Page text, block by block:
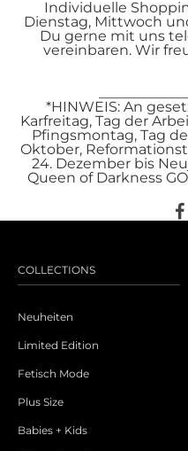
Individuelle
Dienstag, Mittwoch
Du gerne mit uns
vereinbaren. Wir
*HINWEIS: An
Karfreitag, Tag der
Pfingsmontag, Tag
Oktober,
24. Dezember bis
Queen of Darkness
COLLECTIONS
Neuheiten
Limited Edition
Fetisch Mode
Plus Size
Babies + Kids